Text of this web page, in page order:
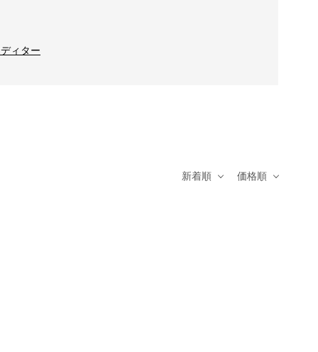
ィター
新着順 価格順